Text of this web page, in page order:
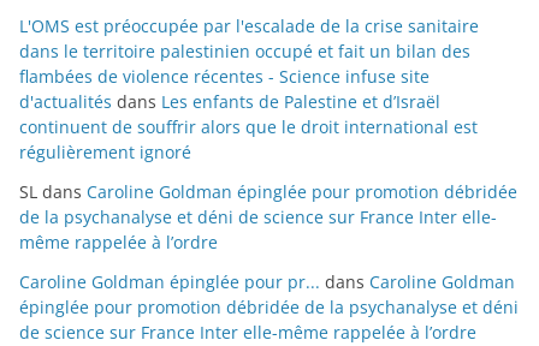
L'OMS est préoccupée par l'escalade de la crise sanitaire
dans le territoire palestinien occupé et fait un bilan des
flambées de violence récentes - Science infuse site
d'actualités dans Les enfants de Palestine et d’Israël
continuent de souffrir alors que le droit international est
régulièrement ignoré
SL dans Caroline Goldman épinglée pour promotion débridée
de la psychanalyse et déni de science sur France Inter elle-
même rappelée à l’ordre
Caroline Goldman épinglée pour pr... dans Caroline Goldman
épinglée pour promotion débridée de la psychanalyse et déni
de science sur France Inter elle-même rappelée à l’ordre